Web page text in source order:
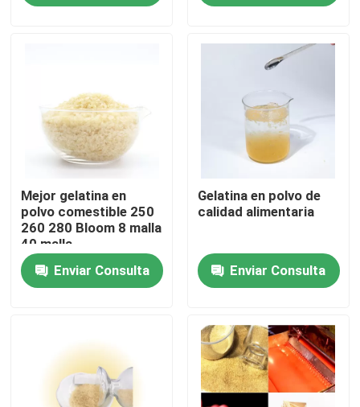
Recorrido por la fábrica
Control de calidad
Contacta con nosotros
Noticias
Polvo de la gelatina de la categoría alimenticia
Polvo comestible de la gelatina
Mejor gelatina en
polvo comestible 250
260 280 Bloom 8 malla
40 malla
Enviar Consulta
Gelatina en polvo de
calidad alimentaria
Enviar Consulta